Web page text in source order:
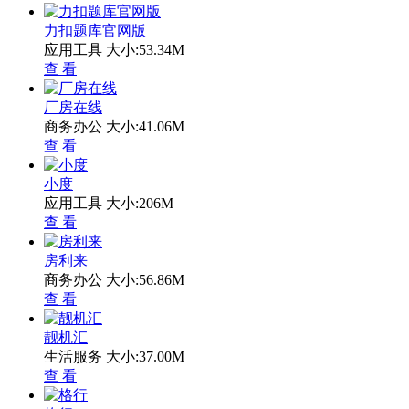
力扣题库官网版
应用工具 大小:53.34M
查 看
厂房在线
商务办公 大小:41.06M
查 看
小度
应用工具 大小:206M
查 看
房利来
商务办公 大小:56.86M
查 看
靓机汇
生活服务 大小:37.00M
查 看